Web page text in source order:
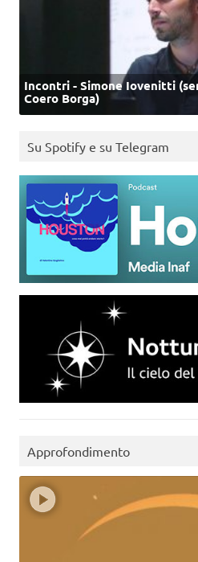
Incontri - Simone Iovenitti
Coero Borga)
Su Spotify e su Telegram
Approfondimento